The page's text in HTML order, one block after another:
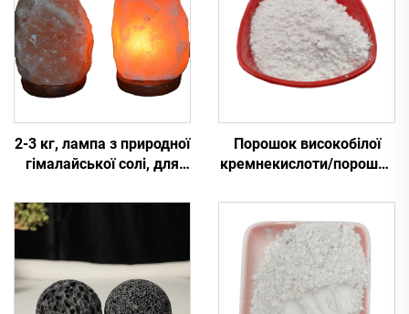
2-3 кг, лампа з природної
гімалайської солі, для
Порошок високобілої
кремнекислоти/порошок